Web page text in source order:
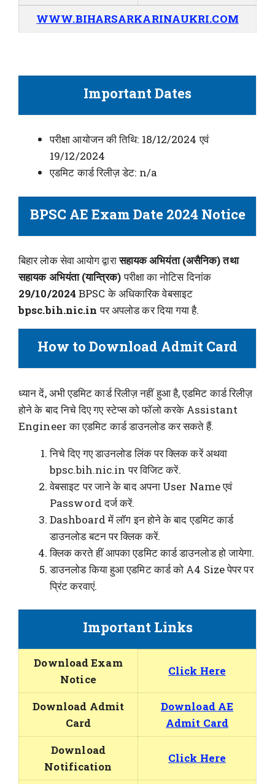
WWW.BIHARSARKARINAUKRI.COM
Important Dates
परीक्षा आयोजन की तिथि: 18/12/2024 एवं
19/12/2024
एडमिट कार्ड रिलीज़ डेट: n/a
BPSC AE Exam Date 2024 Notice
बिहार लोक सेवा आयोग द्वारासहायक अभियंता (असैनिक) तथा
सहायक अभियंता (यान्त्रिक)परीक्षा का नोटिस दिनांक
29/10/2024 BPSC के अधिकारिक वेबसाइट
bpsc.bih.nic.in पर अपलोड कर दिया गया है.
How to Download Admit Card
ध्यान दें, अभी एडमिट कार्ड रिलीज़ नहीं हुआ है, एडमिट कार्ड रिलीज़
होने के बाद निचे दिए गए स्टेप्स को फॉलो करके Assistant
Engineer का एडमिट कार्ड डाउनलोड कर सकते हैं.
निचे दिए गए डाउनलोड लिंक पर क्लिक करें अथवा
bpsc.bih.nic.in पर विजिट करें.
वेबसाइट पर जाने के बाद अपना User Name एवं
Password दर्ज करें.
Dashboard में लॉग इन होने के बाद एडमिट कार्ड
डाउनलोड बटन पर क्लिक करें.
क्लिक करते हीं आपका एडमिट कार्ड डाउनलोड हो जायेगा.
डाउनलोड किया हुआ एडमिट कार्ड को A4 Size पेपर पर
प्रिंट करवाएं.
Important Links
Download Exam
Notice
Click Here
Download Admit
Card
Download AE
Admit Card
Download
Notification
Click Here